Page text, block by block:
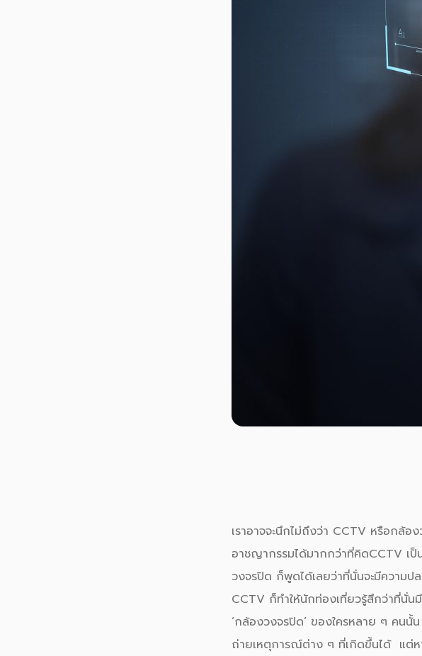
เราอาจจะนึกไม่ถึงว่า CCTV หรือกล้อ
อาชญากรรมได้มากกว่าที่คิดCCTV เ
วงจรปิด ก็พูดได้เลยว่าที่นั่นจะมีความป
CCTV ก็ทำให้นักท่องเที่ยวรู้สึกว่าที่นั่น
‘กล้องวงจรปิด’ ของใครหลาย ๆ คน
ถ่ายเหตุการณ์ต่าง ๆ ที่เกิดขึ้นได้ แต่